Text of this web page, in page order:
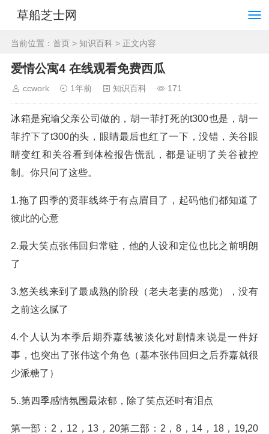
草船芝士网
当前位置： 首页 > 知识百科 > 正文内容
爱情公寓4 在线观看免费西瓜
ccwork 1年前 知识百科 171
冰箱是宛瑜父亲公司做的，胡一菲打死的t300也是，胡一
菲拧下了t300的头，眼睛最后也红了一下，没错，关谷眼
睛变红和关谷看到体检报告慌乱，都是证明了关谷被控
制。你只问了这些。
1.拖了四季的贤菲线终于有点眉目了，起码他们都知道了
彼此的心意
2.最大笑点张伟回归常驻，他的人设和定位也比之前明朗
了
3.悠关线来到了最成熟的阶段（老夫老妻的感觉），没有
之前这么腻了
4.个人认为本季后期乔嘉线被淡化对剧情来说是一件好
事，也突出了张伟这个角色（基本张伟回归之后乔嘉就很
少派糖了）
5..第四季感情氛围最浓郁，除了笑点还时有泪点
第一部：2，12，13，20第二部：2，8，14，18，19,20